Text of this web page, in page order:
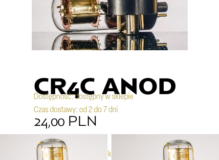
Dostępność: dostępny w sklepie
Czas dostawy: od 2 do 7 dni
CR4C (ЦР4С) to radziecki stabilizator gazowy
24,00 PLN
CR4C ANOD